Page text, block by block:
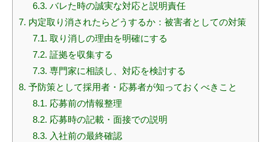
6.3. バレた時の誠実な対応と説明責任
7. 内定取り消されたらどうするか：被害者としての対策
7.1. 取り消しの理由を明確にする
7.2. 証拠を収集する
7.3. 専門家に相談し、対応を検討する
8. 予防策として採用者・応募者が知っておくべきこと
8.1. 応募前の情報整理
8.2. 応募時の記載・面接での説明
8.3. 入社前の最終確認